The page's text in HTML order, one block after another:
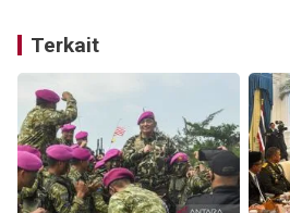
Terkait